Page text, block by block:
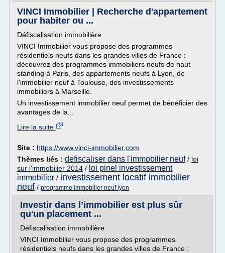
VINCI Immobilier | Recherche d'appartement
pour habiter ou ...
Défiscalisation immobilière
VINCI Immobilier vous propose des programmes
résidentiels neufs dans les grandes villes de France :
découvrez des programmes immobiliers neufs de haut
standing à Paris, des appartements neufs à Lyon, de
l'immobilier neuf à Toulouse, des investissements
immobiliers à Marseille.
Un investissement immobilier neuf permet de bénéficier des
avantages de la...
Lire la suite
Site : https://www.vinci-immobilier.com
Thèmes liés : defiscaliser dans l'immobilier neuf/ loi
sur l'immobilier 2014 / loi pinel investissement
immobilier / investissement locatif immobilier
neuf / programme immobilier neuf lyon
Investir dans l’immobilier est plus sûr
qu'un placement ...
Défiscalisation immobilière
VINCI Immobilier vous propose des programmes
résidentiels neufs dans les grandes villes de France :